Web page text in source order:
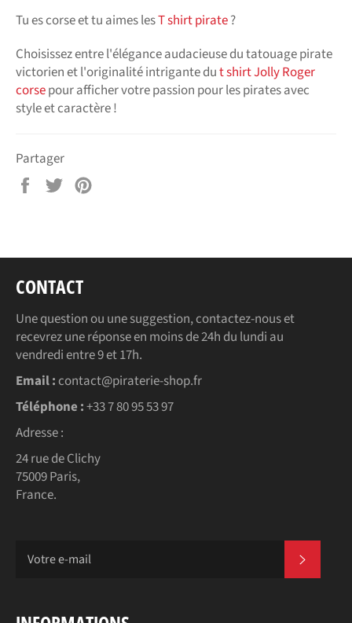
Tu es corse et tu aimes lesT shirt pirate?
Choisissez entre l'élégance audacieuse du tatouage pirate
victorien et l'originalité intrigante dut shirt Jolly Roger
corsepour afficher votre passion pour les pirates avec
style et caractère !
Partager
PartagerTweeter
CONTACT
Une question ou une suggestion, contactez-nous et
recevrez une réponse en moins de 24h du lundi au
vendredi entre 9 et 17h.
Email : contact@piraterie-shop.fr
Téléphone :+33 7 80 95 53 97
Adresse :
24 rue de Clichy
75009 Paris,
France.